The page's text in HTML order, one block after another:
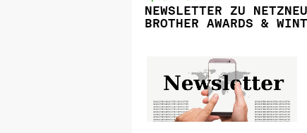
NEWSLETTER ZU
BROTHER AWARDS &